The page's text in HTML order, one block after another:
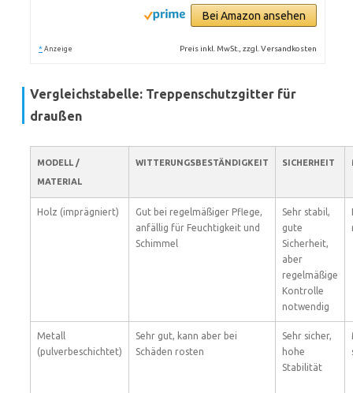
Bei Amazon ansehen
* Anzeige Preis inkl. MwSt., zzgl. Versandkosten
Vergleichstabelle: Treppenschutzgitter für
draußen
MODELL /
MATERIAL
WITTERUNGSBESTÄNDIGKEIT SICHERHEIT
Holz (imprägniert)
Gut bei regelmäßiger Pflege,
anfällig für Feuchtigkeit und
Schimmel
Sehr stabil,
gute
Sicherheit,
aber
regelmäßige
Kontrolle
notwendig
Metall
(pulverbeschichtet)
Sehr gut, kann aber bei
Schäden rosten
Sehr sicher,
hohe
Stabilität